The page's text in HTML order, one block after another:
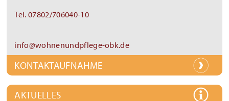
Tel. 07802/706040-10
info@wohnenundpflege-obk.de
KONTAKTAUFNAHME
AKTUELLES